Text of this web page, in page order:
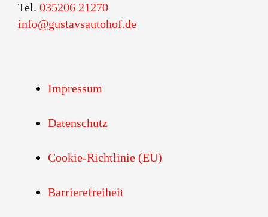
Tel. 035206 21270
info@gustavsautohof.de
Impressum
Datenschutz
Cookie-Richtlinie (EU)
Barrierefreiheit